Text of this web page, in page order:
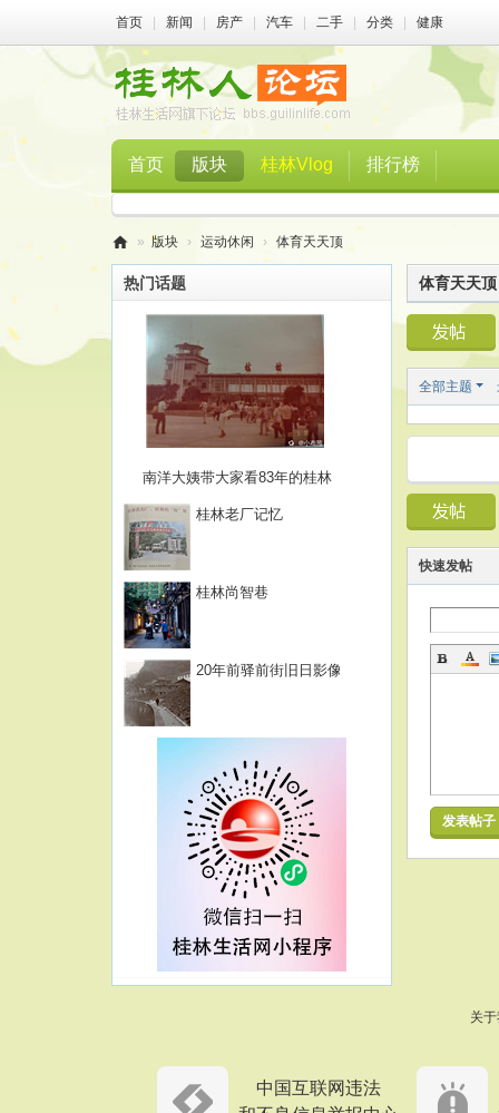
首页 新闻 房产 汽车 二手 分类 健康
首页 版块 桂林Vlog 排行榜
桂
林
» 版块 › 运动休闲 › 体育天天顶
热门话题
南洋大姨带大家看83年的桂林
桂林老厂记忆
桂林尚智巷
20年前驿前街旧日影像
体育天天顶
全部主题
快速发帖
发表帖子
关
中国互联网违法